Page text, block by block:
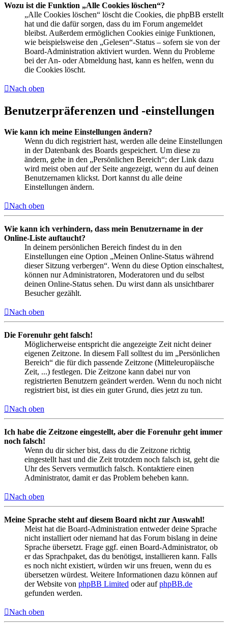
Wozu ist die Funktion „Alle Cookies löschen“?
„Alle Cookies löschen“ löscht die Cookies, die phpBB erstellt
hat und die dafür sorgen, dass du im Forum angemeldet
bleibst. Außerdem ermöglichen Cookies einige Funktionen,
wie beispielsweise den „Gelesen“-Status – sofern sie von der
Board-Administration aktiviert wurden. Wenn du Probleme
bei der An- oder Abmeldung hast, kann es helfen, wenn du
die Cookies löscht.
Nach oben
Benutzerpräferenzen und -einstellungen
Wie kann ich meine Einstellungen ändern?
Wenn du dich registriert hast, werden alle deine Einstellungen
in der Datenbank des Boards gespeichert. Um diese zu
ändern, gehe in den „Persönlichen Bereich“; der Link dazu
wird meist oben auf der Seite angezeigt, wenn du auf deinen
Benutzernamen klickst. Dort kannst du alle deine
Einstellungen ändern.
Nach oben
Wie kann ich verhindern, dass mein Benutzername in der
Online-Liste auftaucht?
In deinem persönlichen Bereich findest du in den
Einstellungen eine Option „Meinen Online-Status während
dieser Sitzung verbergen“. Wenn du diese Option einschaltest,
können nur Administratoren, Moderatoren und du selbst
deinen Online-Status sehen. Du wirst dann als unsichtbarer
Besucher gezählt.
Nach oben
Die Forenuhr geht falsch!
Möglicherweise entspricht die angezeigte Zeit nicht deiner
eigenen Zeitzone. In diesem Fall solltest du im „Persönlichen
Bereich“ die für dich passende Zeitzone (Mitteleuropäische
Zeit, ...) festlegen. Die Zeitzone kann dabei nur von
registrierten Benutzern geändert werden. Wenn du noch nicht
registriert bist, ist dies ein guter Grund, dies jetzt zu tun.
Nach oben
Ich habe die Zeitzone eingestellt, aber die Forenuhr geht immer
noch falsch!
Wenn du dir sicher bist, dass du die Zeitzone richtig
eingestellt hast und die Zeit trotzdem noch falsch ist, geht die
Uhr des Servers vermutlich falsch. Kontaktiere einen
Administrator, damit er das Problem beheben kann.
Nach oben
Meine Sprache steht auf diesem Board nicht zur Auswahl!
Meist hat die Board-Administration entweder deine Sprache
nicht installiert oder niemand hat das Forum bislang in deine
Sprache übersetzt. Frage ggf. einen Board-Administrator, ob
er das Sprachpaket, das du benötigst, installieren kann. Falls
es noch nicht existiert, würden wir uns freuen, wenn du es
übersetzen würdest. Weitere Informationen dazu können auf
der Website von phpBB Limited oder aufphpBB.de
gefunden werden.
Nach oben